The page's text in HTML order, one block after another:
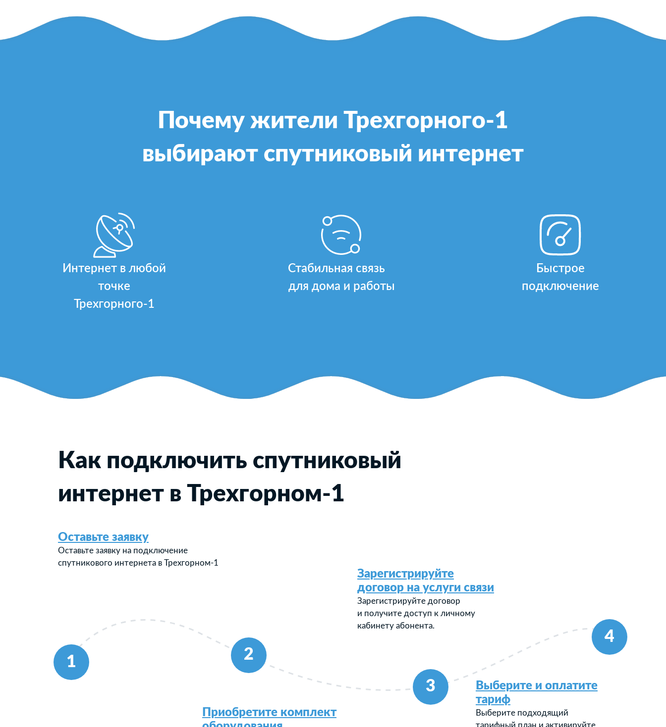
Почему жители Трехгорного-1
выбирают спутниковый интернет
Интернет в любой
точке
Трехгорного-1
Стабильная связь
для дома и работы
Быстрое
подключение
Как подключить спутниковый
интернет в Трехгорном-1
1
2
3
4
Оставьте заявку
Оставьте заявку на подключение
спутникового интернета в Трехгорном-1
Приобретите комплект
Зарегистрируйте
договор на услуги связи
Зарегистрируйте договор
и получите доступ к личному
кабинету абонента.
Выберите и оплатите
тариф
Выберите подходящий
тарифный план и активируйте